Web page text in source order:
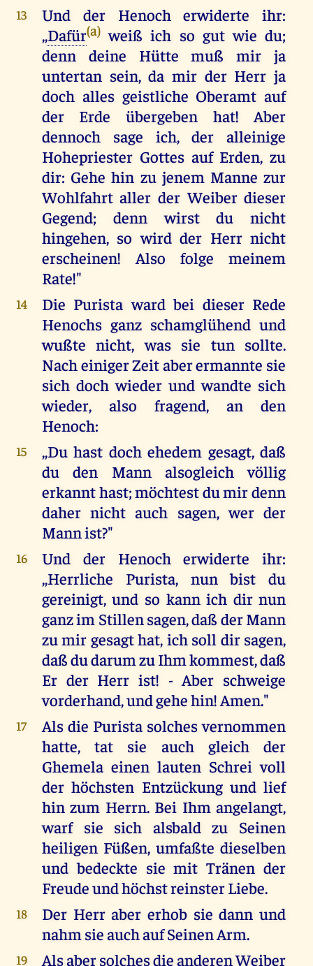
13
Und der Henoch erwiderte ihr:
,,Dafür(a)weiß ich so gut wie du;
denn deine Hütte muß mir ja
untertan sein, da mir der Herr ja
doch alles geistliche Oberamt auf
der Erde übergeben hat! Aber
dennoch sage ich, der alleinige
Hohepriester Gottes auf Erden, zu
dir: Gehe hin zu jenem Manne zur
Wohlfahrt aller der Weiber dieser
Gegend; denn wirst du nicht
hingehen, so wird der Herr nicht
erscheinen! Also folge meinem
Rate!"
14
Die Purista ward bei dieser Rede
Henochs ganz schamglühend und
wußte nicht, was sie tun sollte.
Nach einiger Zeit aber ermannte sie
sich doch wieder und wandte sich
wieder, also fragend, an den
Henoch:
15
,,Du hast doch ehedem gesagt, daß
du den Mann alsogleich völlig
erkannt hast; möchtest du mir denn
daher nicht auch sagen, wer der
Mann ist?"
16
Und der Henoch erwiderte ihr:
,,Herrliche Purista, nun bist du
gereinigt, und so kann ich dir nun
ganz im Stillen sagen, daß der Mann
zu mir gesagt hat, ich soll dir sagen,
daß du darum zu Ihm kommest, daß
Er der Herr ist! - Aber schweige
vorderhand, und gehe hin! Amen."
17
Als die Purista solches vernommen
hatte, tat sie auch gleich der
Ghemela einen lauten Schrei voll
der höchsten Entzückung und lief
hin zum Herrn. Bei Ihm angelangt,
warf sie sich alsbald zu Seinen
heiligen Füßen, umfaßte dieselben
und bedeckte sie mit Tränen der
Freude und höchst reinster Liebe.
18
Der Herr aber erhob sie dann und
nahm sie auch auf Seinen Arm.
19 Als aber solches die anderen Weiber